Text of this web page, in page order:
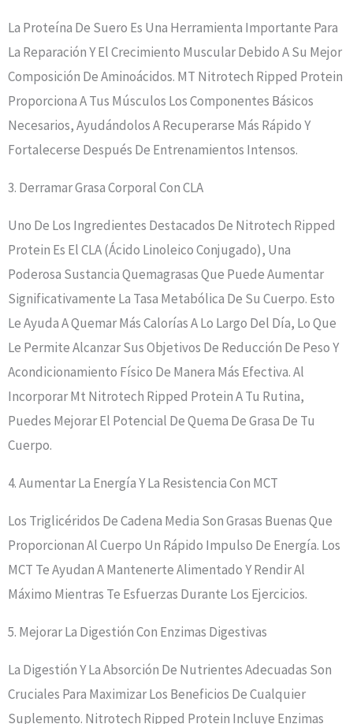
La Proteína De Suero Es Una Herramienta Importante Para
La Reparación Y El Crecimiento Muscular Debido A Su Mejor
Composición De Aminoácidos. MT Nitrotech Ripped Protein
Proporciona A Tus Músculos Los Componentes Básicos
Necesarios, Ayudándolos A Recuperarse Más Rápido Y
Fortalecerse Después De Entrenamientos Intensos.
3. Derramar Grasa Corporal Con CLA
Uno De Los Ingredientes Destacados De Nitrotech Ripped
Protein Es El CLA (ácido Linoleico Conjugado), Una
Poderosa Sustancia Quemagrasas Que Puede Aumentar
Significativamente La Tasa Metabólica De Su Cuerpo. Esto
Le Ayuda A Quemar Más Calorías A Lo Largo Del Día, Lo Que
Le Permite Alcanzar Sus Objetivos De Reducción De Peso Y
Acondicionamiento Físico De Manera Más Efectiva. Al
Incorporar Mt Nitrotech Ripped Protein A Tu Rutina,
Puedes Mejorar El Potencial De Quema De Grasa De Tu
Cuerpo.
4. Aumentar La Energía Y La Resistencia Con MCT
Los Triglicéridos De Cadena Media Son Grasas Buenas Que
Proporcionan Al Cuerpo Un Rápido Impulso De Energía. Los
MCT Te Ayudan A Mantenerte Alimentado Y Rendir Al
Máximo Mientras Te Esfuerzas Durante Los Ejercicios.
5. Mejorar La Digestión Con Enzimas Digestivas
La Digestión Y La Absorción De Nutrientes Adecuadas Son
Cruciales Para Maximizar Los Beneficios De Cualquier
Suplemento. Nitrotech Ripped Protein Incluye Enzimas